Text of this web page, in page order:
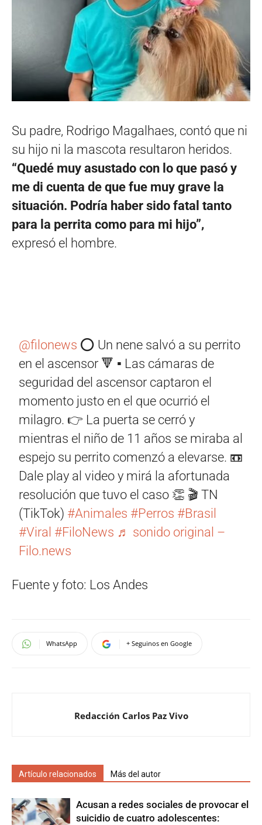
Su padre, Rodrigo Magalhaes, contó que ni
su hijo ni la mascota resultaron heridos.
“Quedé muy asustado con lo que pasó y
me di cuenta de que fue muy grave la
situación. Podría haber sido fatal tanto
para la perrita como para mi hijo”,
expresó el hombre.
@filonews ⭕️ Un nene salvó a su perrito
en el ascensor 🔻 ▪️ Las cámaras de
seguridad del ascensor captaron el
momento justo en el que ocurrió el
milagro. 👉 La puerta se cerró y
mientras el niño de 11 años se miraba al
espejo su perrito comenzó a elevarse. 📼
Dale play al video y mirá la afortunada
resolución que tuvo el caso 👏 🎬 TN
(TikTok) #Animales #Perros #Brasil
#Viral #FiloNews ♬ sonido original –
Filo.news
Fuente y foto: Los Andes
WhatsApp + Seguinos en Google
Redacción Carlos Paz Vivo
Artículo relacionados Más del autor
Acusan a redes sociales de provocar el
suicidio de cuatro adolescentes: